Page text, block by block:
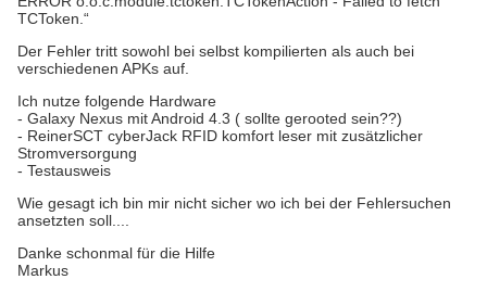
TCToken.“
Der Fehler tritt sowohl bei selbst kompilierten als auch bei
verschiedenen APKs auf.
Ich nutze folgende Hardware
- Galaxy Nexus mit Android 4.3 ( sollte gerooted sein??)
- ReinerSCT cyberJack RFID komfort leser mit zusätzlicher
Stromversorgung
- Testausweis
Wie gesagt ich bin mir nicht sicher wo ich bei der Fehlersuchen
ansetzten soll....
Danke schonmal für die Hilfe
Markus